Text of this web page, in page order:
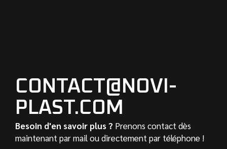
CONTACT@NOVI-
PLAST.COM
Besoin d'en savoir plus ? Prenons contact dès
maintenant par mail ou directement par téléphone !